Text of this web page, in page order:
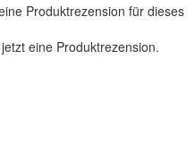
Produktrezension für dieses
eine Produktrezension.